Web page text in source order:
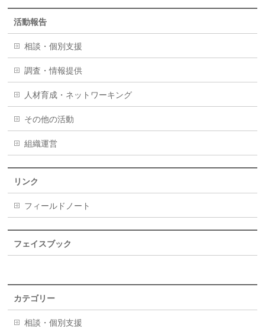
活動報告
相談・個別支援
調査・情報提供
人材育成・ネットワーキング
その他の活動
組織運営
リンク
フィールドノート
フェイスブック
カテゴリー
相談・個別支援